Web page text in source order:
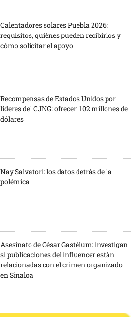
Calentadores solares Puebla 2026:
requisitos, quiénes pueden recibirlos y
cómo solicitar el apoyo
Recompensas de Estados Unidos por
líderes del CJNG: ofrecen 102 millones de
dólares
Nay Salvatori: los datos detrás de la
polémica
Asesinato de César Gastélum: investigan
si publicaciones del influencer están
relacionadas con el crimen organizado
en Sinaloa